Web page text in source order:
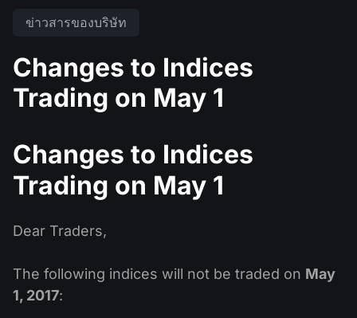
บัญชีฟอเร็กซ์เดโม
ค่าคอมมิชชั่นและสว๊อป
การชำระเงิน
การจัดอันดับบัญชี PAMM
Masters และ Followers
เครื่องมือของเทรดเดอร์
ฟอเร็กซ์
สินค้าโภคภัณฑ์
ยหุ้น
ETF
สกุลเงินดิจิตอล
แพลตฟอร์มเทรด
การเปรียบเทียบ
iOS FXOpen App
VPS
ปฏิทินเศรษฐกิจ
ข่าวสารและการวิเคราะห์
ปฏิทินเงินปันผล
ศูนย์ช่วยเหลือ
ข่าวบริษัท
ทำไมเรา?
ประวัติศาสตร์
ข่าวสารของบริษัท
Changes to Indices
Trading on May 1
Changes to Indices
Trading on May 1
Dear Traders,
The following indices will not be traded on May
1, 2017: